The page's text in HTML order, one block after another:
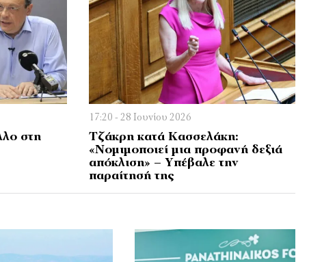
στη
17:20 - 28 Ιουνίου 2026
Τζάκρη κατά Κασσελάκη:
«Νομιμοποιεί μια προφανή δεξιά
απόκλιση» – Υπέβαλε την
παραίτησή της